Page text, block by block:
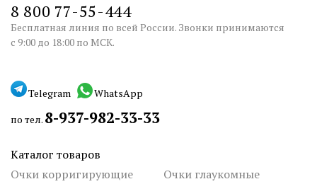
8 800 77-55-444
Бесплатная линия по всей России. Звонки принимаются
с 9:00 до 18:00 по МСК.
Telegram
WhatsApp
по тел. 8-937-982-33-33
Каталог товаров
Очки корригирующие
Очки глаукомные